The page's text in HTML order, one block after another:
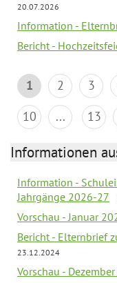
20.07.2026
Information -
Bericht -
1 2 3
10
... 13
Informationen
Information -
Jahrgänge 2026-27
Vorschau - Januar
Bericht - Elternbrief
23.12.2024
Vorschau -